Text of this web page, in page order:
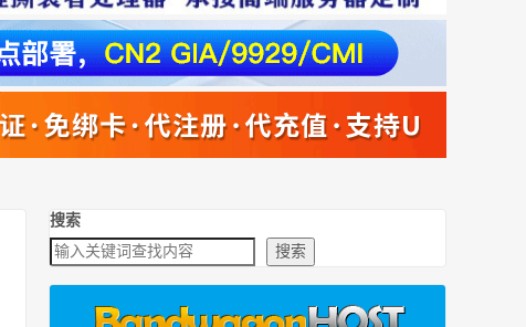
搜索
搜索